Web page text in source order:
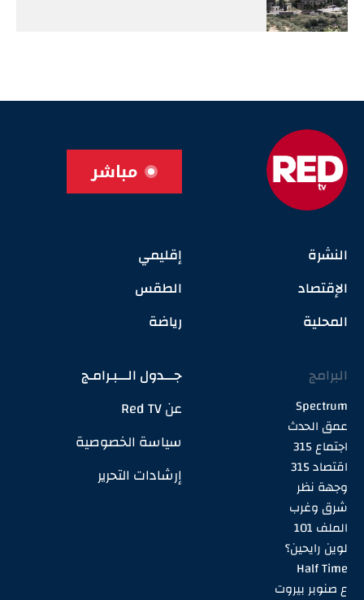
مباشر
النشرة
الإقتصاد
المحلية
إقليمي
الطقس
رياضة
البرامج
Spectrum
عمق الحدث
اجتماع 315
اقتصاد 315
وجهة نظر
شرق وغرب
الملف 101
لوين رايحين؟
Half Time
ع صنوبر بيروت
جـــدول الـــبـرامـج
عن Red TV
سياسة الخصوصية
إرشادات التحرير